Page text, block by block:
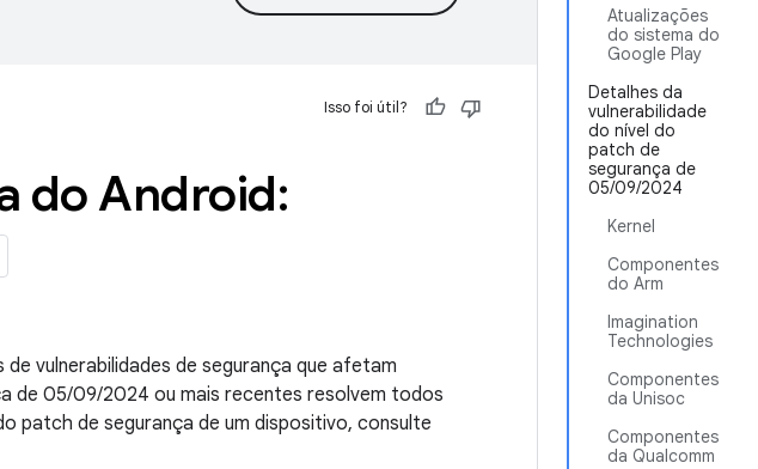
Atualizações
do sistema do
Google Play
Detalhes da
vulnerabilidade
do nível do
patch de
segurança de
05/09/2024
Kernel
Componentes
do Arm
Imagination
Technologies
Componentes
da Unisoc
Componentes
da Qualcomm
Isso foi útil?
do Android:
vulnerabilidades de segurança que afetam
de 05/09/2024 ou mais recentes resolvem todos
patch de segurança de um dispositivo, consulte